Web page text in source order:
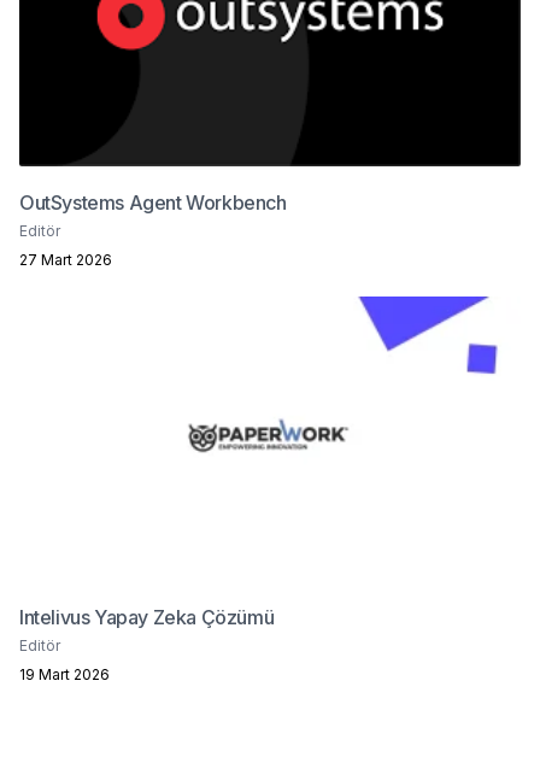
OutSystems Agent Workbench
Editör
27 Mart 2026
Intelivus Yapay Zeka Çözümü
Editör
19 Mart 2026